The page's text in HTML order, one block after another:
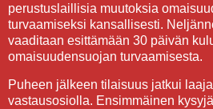
perustuslaillisia muutoksia
turvaamiseksi kansallisesti.
vaaditaan esittämään 30 päivän
omaisuudensuojan turvaamisesta.
Puheen jälkeen tilaisuus jatkui
vastausosiolla. Ensimmäinen